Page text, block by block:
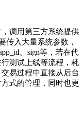
调用第三方系统提供
传入大量系统参数，
、sign等，若在代
测试上线等流程，耗
易过程中直接从后台
式的管理，同时也更